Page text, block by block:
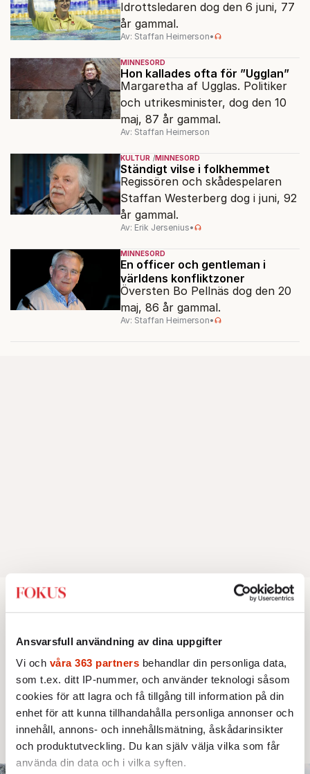
Ansvarsfull användning av dina uppgifter
Vi och våra 363 partners behandlar din personliga data,
som t.ex. ditt IP-nummer, och använder teknologi såsom
cookies för att lagra och få tillgång till information på din
enhet för att kunna tillhandahålla personliga annonser och
innehåll, annons- och innehållsmätning, åskådarinsikter
och produktutveckling. Du kan själv välja vilka som får
använda din data och i vilka syften.
Idrottsledaren dog den 6 juni, 77
år gammal.
Av: Staffan Heimerson•
MINNESORD
Hon kallades ofta för ”Ugglan”
Margaretha af Ugglas. Politiker
och utrikesminister, dog den 10
maj, 87 år gammal.
Av: Staffan Heimerson
KULTUR MINNESORD
Ständigt vilse i folkhemmet
Regissören och skådespelaren
Staffan Westerberg dog i juni, 92
år gammal.
Av: Erik Jersenius•
MINNESORD
En officer och gentleman i
världens konfliktzoner
Översten Bo Pellnäs dog den 20
maj, 86 år gammal.
Av: Staffan Heimerson•
”Sverige behöver en grön ny giv”
Socialdemokratin måste lära av sin historia
och möta kriserna med en framåtblickande
strukturpolitik för att göra Sverige
långsiktigt hållbart, jämlikt och kriståligt.